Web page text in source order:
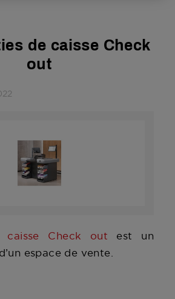
de caisse Check
out
Check out est un
espace de vente.